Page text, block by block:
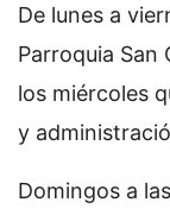
De lunes a
Parroquia San
los miércoles
y
Domingos a